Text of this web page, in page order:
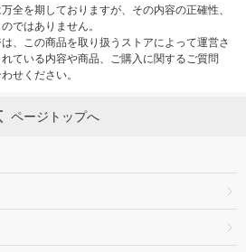
全を期しておりますが、その内容の正確性、
ではありません。
、この商品を取り扱うストアによって運営さ
ている内容や商品、ご購入に関するご質問
せください。
ページトップへ